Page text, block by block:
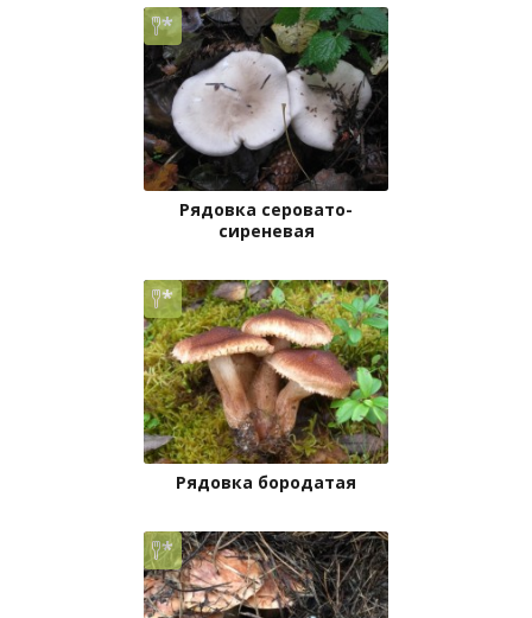
Рядовка серовато-
сиреневая
Рядовка бородатая